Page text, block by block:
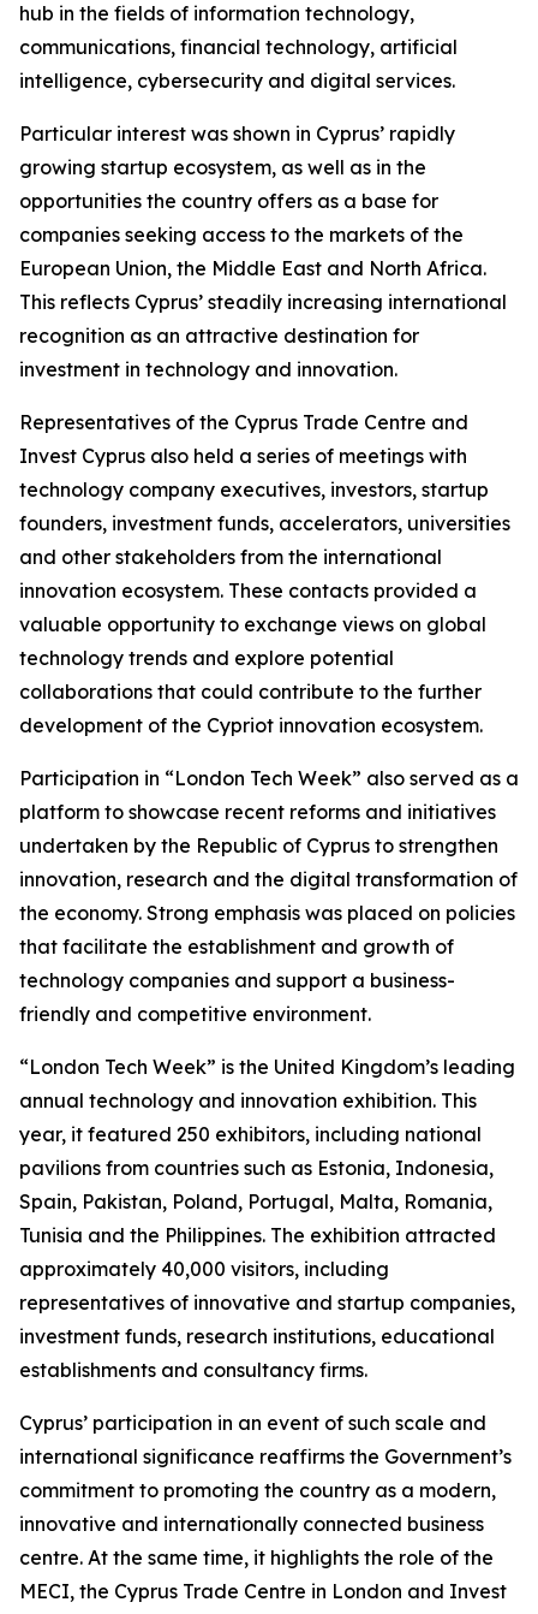
hub in the fields of information technology,
communications, financial technology, artificial
intelligence, cybersecurity and digital services.
Particular interest was shown in Cyprus’ rapidly
growing startup ecosystem, as well as in the
opportunities the country offers as a base for
companies seeking access to the markets of the
European Union, the Middle East and North Africa.
This reflects Cyprus’ steadily increasing international
recognition as an attractive destination for
investment in technology and innovation.
Representatives of the Cyprus Trade Centre and
Invest Cyprus also held a series of meetings with
technology company executives, investors, startup
founders, investment funds, accelerators, universities
and other stakeholders from the international
innovation ecosystem. These contacts provided a
valuable opportunity to exchange views on global
technology trends and explore potential
collaborations that could contribute to the further
development of the Cypriot innovation ecosystem.
Participation in “London Tech Week” also served as a
platform to showcase recent reforms and initiatives
undertaken by the Republic of Cyprus to strengthen
innovation, research and the digital transformation of
the economy. Strong emphasis was placed on policies
that facilitate the establishment and growth of
technology companies and support a business-
friendly and competitive environment.
“London Tech Week” is the United Kingdom’s leading
annual technology and innovation exhibition. This
year, it featured 250 exhibitors, including national
pavilions from countries such as Estonia, Indonesia,
Spain, Pakistan, Poland, Portugal, Malta, Romania,
Tunisia and the Philippines. The exhibition attracted
approximately 40,000 visitors, including
representatives of innovative and startup companies,
investment funds, research institutions, educational
establishments and consultancy firms.
Cyprus’ participation in an event of such scale and
international significance reaffirms the Government’s
commitment to promoting the country as a modern,
innovative and internationally connected business
centre. At the same time, it highlights the role of the
MECI, the Cyprus Trade Centre in London and Invest